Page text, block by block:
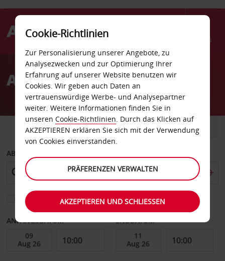
Menü
AvisAutovermietung Tumut
FAHRZEUG TRANSPORTER
ABHOLEN VON
Eine andere Rückgabestation auswählen
ANFANGSDATUM ENDDATUM
Cookie-Richtlinien
Zur Personalisierung unserer Angebote, zu
Analysezwecken und zur Optimierung Ihrer
Erfahrung auf unserer Website benutzen wir
Cookies. Wir geben auch Daten an
vertrauenswürdige Werbe- und Analysepartner
weiter. Weitere Informationen finden Sie in
unseren Cookie-Richtlinien. Durch das Klicken auf
AKZEPTIEREN erklären Sie sich mit der Verwendung
von Cookies einverstanden.
PRÄFERENZEN VERWALTEN
AKZEPTIEREN UND SCHLIESSEN